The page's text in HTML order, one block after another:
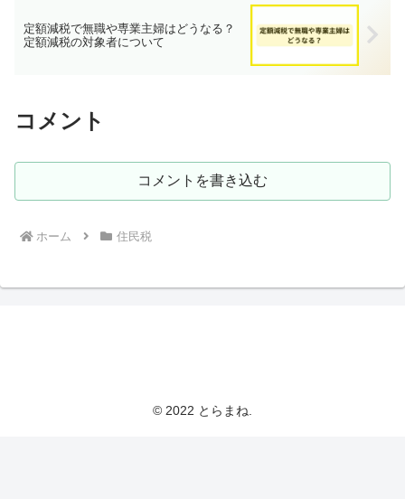
定額減税で無職や専業主婦はどうなる？
定額減税の対象者について
コメント
コメントを書き込む
ホーム 住民税
© 2022 とらまね.